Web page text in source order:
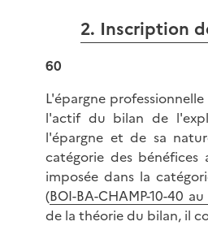
2. Inscription
60
L'épargne
l'actif du bilan de
l'épargne et de sa
catégorie des
imposée dans la
(BOI-BA-CHAMP-10-40
de la théorie du bilan, il